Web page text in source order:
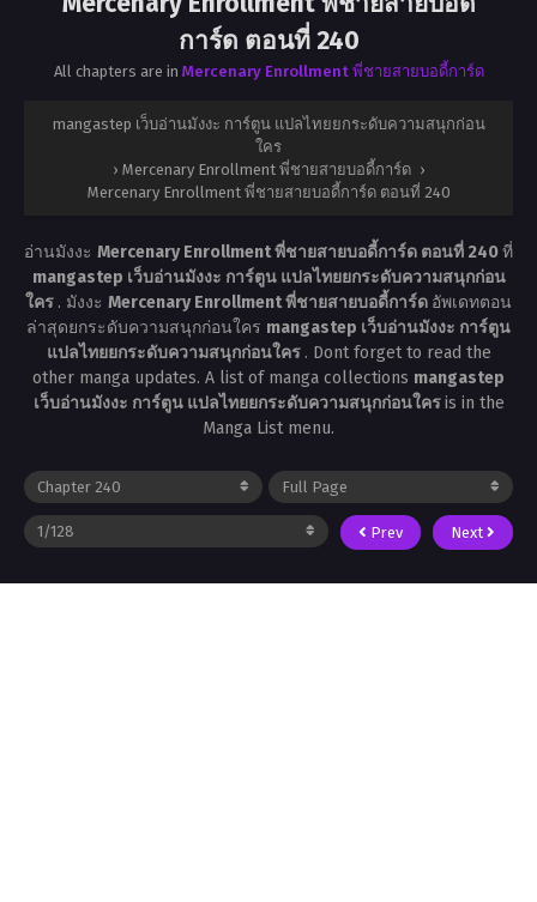
การ์ด ตอนที่ 240
All chapters are in Mercenary Enrollment พี่ชายสายบอดี้การ์ด
mangastep เว็บอ่านมังงะ การ์ตูน แปลไทยยกระดับความสนุกก่อน
ใคร
› Mercenary Enrollment พี่ชายสายบอดี้การ์ด ›
Mercenary Enrollment พี่ชายสายบอดี้การ์ด ตอนที่ 240
อ่านมังงะ Mercenary Enrollment พี่ชายสายบอดี้การ์ด ตอนที่ 240ที่
mangastep เว็บอ่านมังงะ การ์ตูน แปลไทยยกระดับความสนุกก่อน
ใคร . มังงะ Mercenary Enrollment พี่ชายสายบอดี้การ์ด อัพเดทตอน
ล่าสุดยกระดับความสนุกก่อนใคร mangastep เว็บอ่านมังงะ การ์ตูน
แปลไทยยกระดับความสนุกก่อนใคร . Dont forget to read the
other manga updates. A list of manga collections mangastep
เว็บอ่านมังงะ การ์ตูน แปลไทยยกระดับความสนุกก่อนใครis in the
Manga List menu.
Prev Next